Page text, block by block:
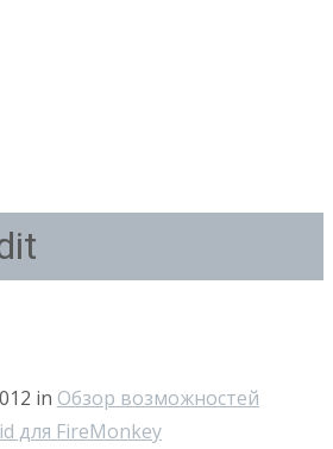
in Обзор возможностей
для FireMonkey